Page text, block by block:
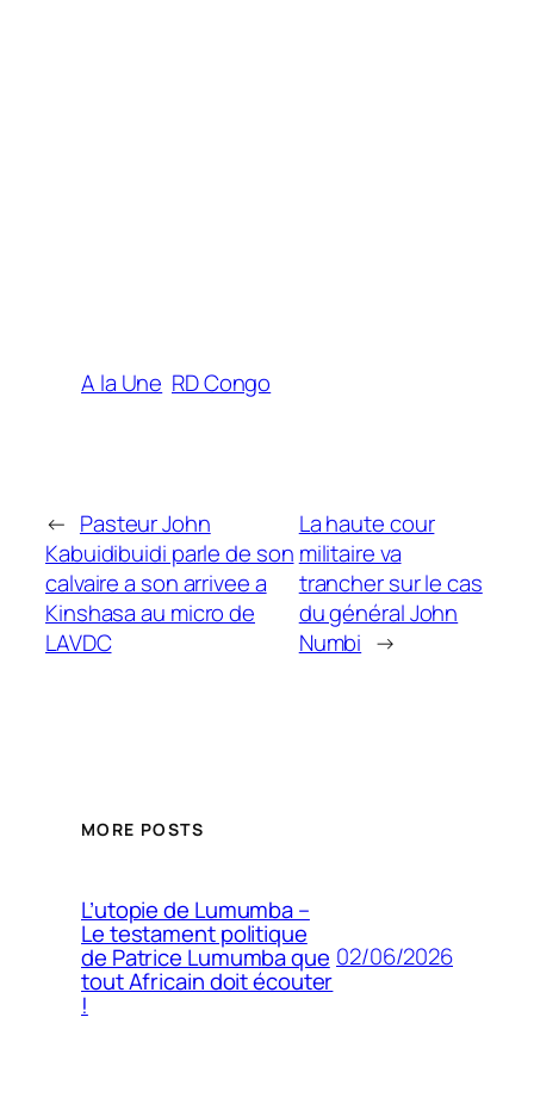
A la Une RD Congo
← Pasteur John
Kabuidibuidi parle de son
calvaire a son arrivee a
Kinshasa au micro de
LAVDC
La haute cour
militaire va
trancher sur le cas
du général John
Numbi →
MORE POSTS
L’utopie de Lumumba –
Le testament politique
de Patrice Lumumba que
tout Africain doit écouter
!
02/06/2026